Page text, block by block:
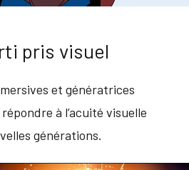
pris visuel
et génératrices
à l’acuité visuelle
générations.